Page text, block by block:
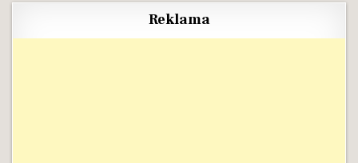
Reklama